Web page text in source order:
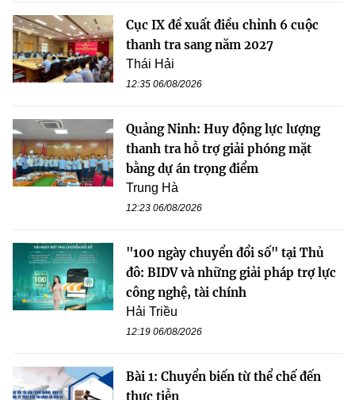
Cục IX đề xuất điều chỉnh 6 cuộc
thanh tra sang năm 2027
Thái Hải
12:35 06/08/2026
Quảng Ninh: Huy động lực lượng
thanh tra hỗ trợ giải phóng mặt
bằng dự án trọng điểm
Trung Hà
12:23 06/08/2026
"100 ngày chuyển đổi số" tại Thủ
đô: BIDV và những giải pháp trợ lực
công nghệ, tài chính
Hải Triều
12:19 06/08/2026
Bài 1: Chuyển biến từ thể chế đến
thực tiễn